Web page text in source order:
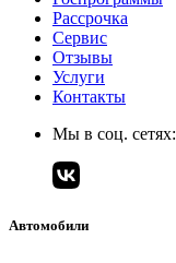
Рассрочка
Сервис
Отзывы
Услуги
Контакты
Мы в соц. сетях:
Автомобили